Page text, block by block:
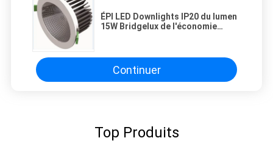
ÉPI LED Downlights IP20 du lumen
15W Bridgelux de l'économie
Continuer
Top Produits